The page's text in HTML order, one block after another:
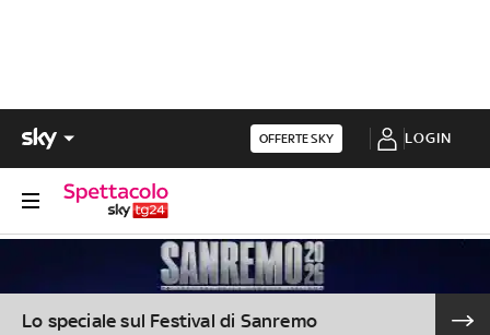
OFFERTE SKY LOGIN
Lo speciale sul Festival di Sanremo